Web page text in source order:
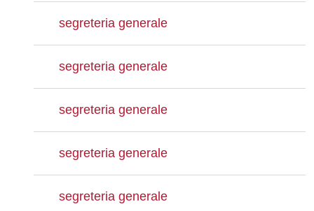
segreteria generale
segreteria generale
segreteria generale
segreteria generale
segreteria generale